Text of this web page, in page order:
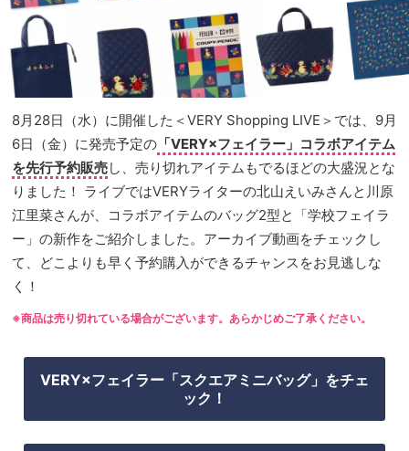
8月28日（水）に開催した＜VERY Shopping LIVE＞では、9月
6日（金）に発売予定の 「VERY×フェイラー」コラボアイテム
を先行予約販売し、売り切れアイテムもでるほどの大盛況とな
りました！ ライブではVERYライターの北山えいみさんと川原
江里菜さんが、コラボアイテムのバッグ2型と「学校フェイラ
ー」の新作をご紹介しました。アーカイブ動画をチェックし
て、どこよりも早く予約購入ができるチャンスをお見逃しな
く！
※商品は売り切れている場合がございます。あらかじめご了承ください。
VERY×フェイラー「スクエアミニバッグ」をチェ
ック！